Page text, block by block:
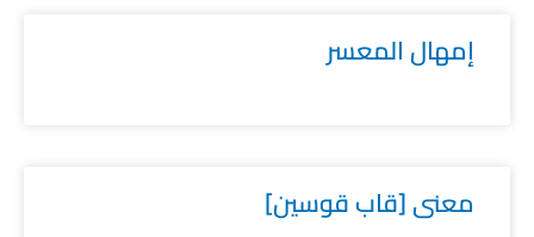
إمهال المعسر
معنى [قاب قوسين]